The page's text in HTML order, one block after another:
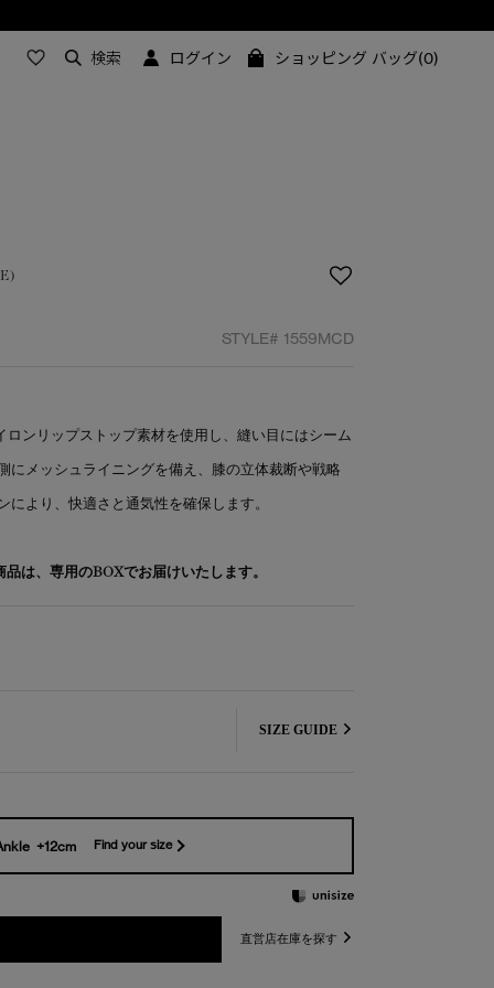
検索 ログイン ショッピング バッグ(0)
STYLE# 1559MCD
ロンリップストップ素材を使用し、縫い目にはシーム
にメッシュライニングを備え、膝の立体裁断や戦略
より、快適さと通気性を確保します。
は、専用のBOXでお届けいたします。
SIZE GUIDE
+12cm Find your size
直営店在庫を探す